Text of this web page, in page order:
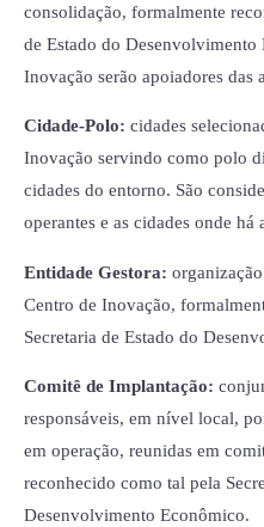
consolidação, formalmente
de Estado do Desenvolvimento
Inovação serão apoiadores das
Cidade-Polo: cidades
Inovação servindo como polo
cidades do entorno. São
operantes e as cidades onde há
Entidade Gestora:
Centro de Inovação,
Secretaria de Estado do
Comitê de Implantação:
responsáveis, em nível local,
em operação, reunidas em
reconhecido como tal pela
Desenvolvimento Econômico.